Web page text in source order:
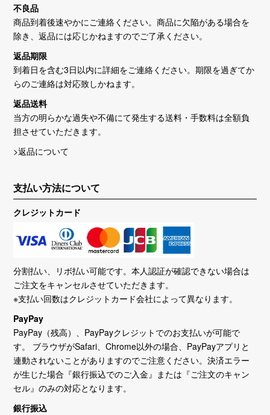
不良品
商品到着後速やかにご連絡ください。商品に欠陥がある場合を
除き、返品には応じかねますのでご了承ください。
返品期限
到着日を含む3日以内に詳細をご連絡ください。期限を過ぎてか
らのご連絡は対応致しかねます。
返品送料
当方の明らかな過失や不備にて発生する送料・手数料は全額負
担させていただきます。
>返品について
支払い方法について
クレジットカード
分割払い、リボ払い可能です。本人認証が確認できない場合は
ご注文をキャンセルさせていただきます。
※支払い回数はクレジットカード会社によって異なります。
PayPay
PayPay（残高）、PayPayクレジットでのお支払いが可能で
す。 ブラウザがSafari、Chrome以外の場合、PayPayアプリと
連動されないことがありますのでご注意ください。決済エラー
が生じた場合『銀行振込でのご入金』または『ご注文のキャン
セル』のみの対応となります。
銀行振込